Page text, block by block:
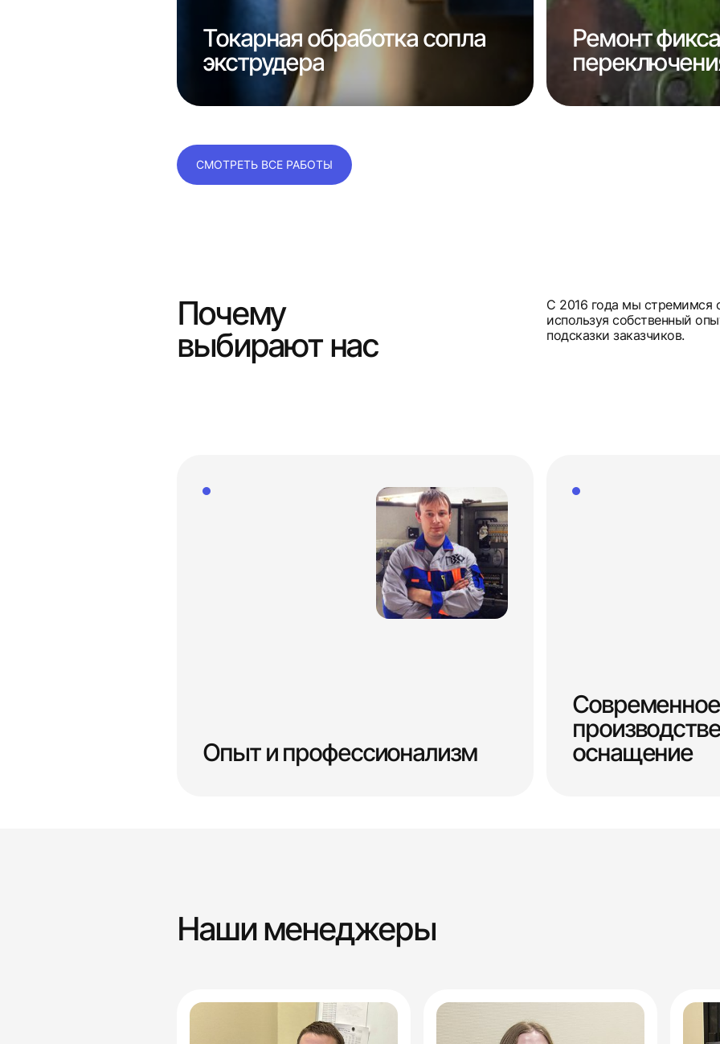
Токарная обработка сопла
экструдера
Ремонт
СМОТРЕТЬ ВСЕ РАБОТЫ
Почему
выбирают нас
С 2016 года мы стремимся
используя собственный
подсказки заказчиков.
Опыт и профессионализм
Современное
оснащение
Наши менеджеры